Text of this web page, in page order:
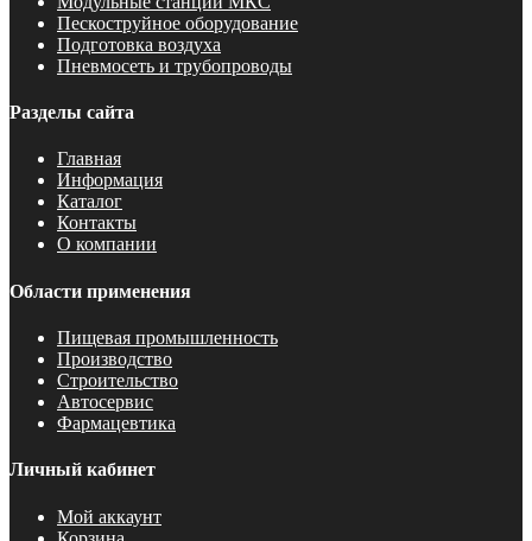
Пескоструйное оборудование
Подготовка воздуха
Пневмосеть и трубопроводы
Разделы сайта
Главная
Информация
Каталог
Контакты
О компании
Области применения
Пищевая промышленность
Производство
Строительство
Автосервис
Фармацевтика
Личный кабинет
Мой аккаунт